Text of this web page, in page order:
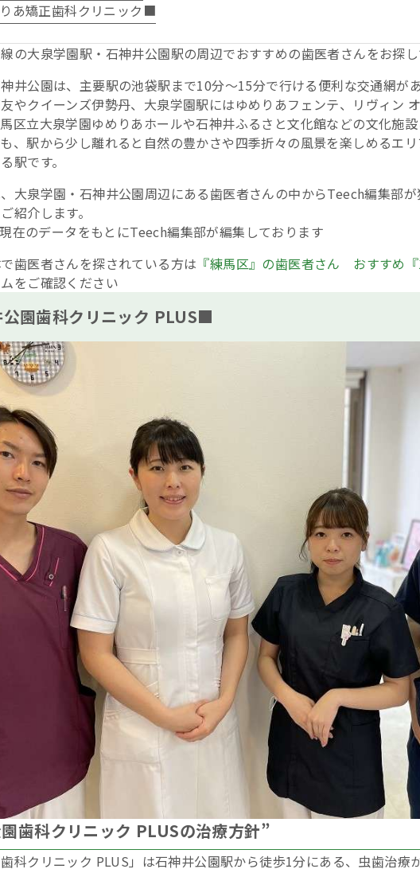
あ矯正歯科クリニック■
の大泉学園駅・石神井公園駅の周辺でおすすめの歯医者さんをお探
井公園は、主要駅の池袋駅まで10分～15分で行ける便利な交通網が
やクイーンズ伊勢丹、大泉学園駅にはゆめりあフェンテ、リヴィン
区立大泉学園ゆめりあホールや石神井ふるさと文化館などの文化施
、駅から少し離れると自然の豊かさや四季折々の風景を楽しめるエ
駅です。
大泉学園・石神井公園周辺にある歯医者さんの中からTeech編集部
紹介します。
在のデータをもとにTeech編集部が編集しております
歯医者さんを探されている方は 『練馬区』の歯医者さん おすすめ
をご確認ください
園歯科クリニック PLUS■
歯科クリニック PLUSの治療方針”
歯科クリニック PLUS」は石神井公園駅から徒歩1分にある、虫歯治療